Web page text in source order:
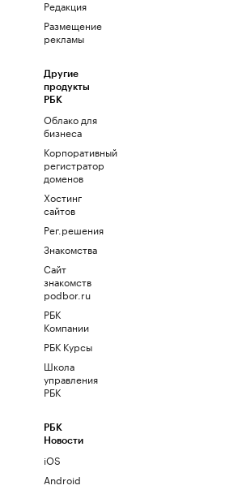
Редакция
Размещение
рекламы
Другие
продукты
РБК
Облако для
бизнеса
Корпоративный
регистратор
доменов
Хостинг
сайтов
Рег.решения
Знакомства
Сайт
знакомств
podbor.ru
РБК
Компании
РБК Курсы
Школа
управления
РБК
РБК
Новости
iOS
Android